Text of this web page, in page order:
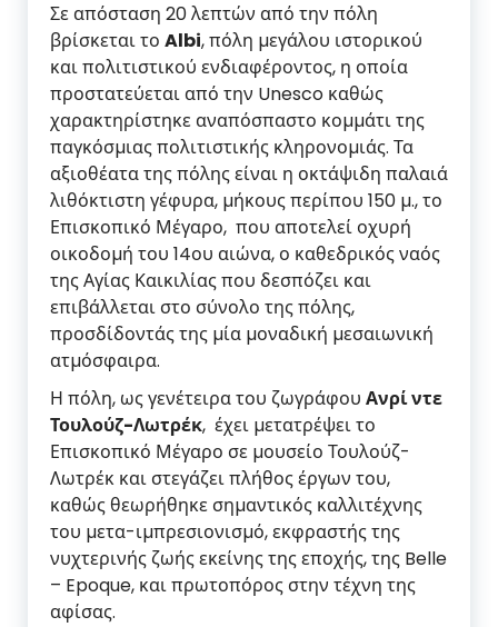
Σε απόσταση 20 λεπτών από την πόλη
βρίσκεται το Albi, πόλη µεγάλου ιστορικού
και πολιτιστικού ενδιαφέροντος, η οποία
προστατεύεται από την Unesco καθώς
χαρακτηρίστηκε αναπόσπαστο κοµµάτι της
παγκόσµιας πολιτιστικής κληρονοµιάς. Τα
αξιοθέατα της πόλης είναι η οκτάψιδη παλαιά
λιθόκτιστη γέφυρα, µήκους περίπου 150 µ., το
Επισκοπικό Μέγαρο, που αποτελεί οχυρή
οικοδοµή του 14ου αιώνα, ο καθεδρικός ναός
της Αγίας Καικιλίας που δεσπόζει και
επιβάλλεται στο σύνολο της πόλης,
προσδίδοντάς της µία µοναδική µεσαιωνική
ατµόσφαιρα.
Η πόλη, ως γενέτειρα του ζωγράφου Ανρί ντε
Τουλούζ-Λωτρέκ, έχει µετατρέψει το
Επισκοπικό Μέγαρο σε µουσείο Τουλούζ-
Λωτρέκ και στεγάζει πλήθος έργων του,
καθώς θεωρήθηκε σηµαντικός καλλιτέχνης
του µετα-ιµπρεσιονισµό, εκφραστής της
νυχτερινής ζωής εκείνης της εποχής, της Belle
– Epoque, και πρωτοπόρος στην τέχνη της
αφίσας.